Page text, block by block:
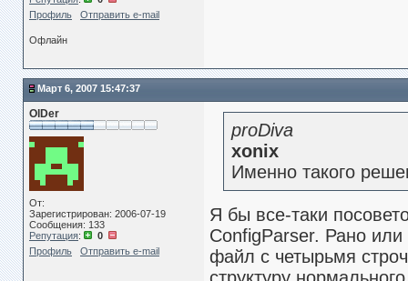
Профиль
Отправить e-mail
Офлайн
Март 6, 2007 15:47:37
OlDer
От:
Зарегистрирован: 2006-07-19
Сообщения: 133
Репутация:
0
Профиль
Отправить e-mail
proDiva
xonix
Именно такого
Я бы все-таки
ConfigParser. Рано
файл с четырьмя